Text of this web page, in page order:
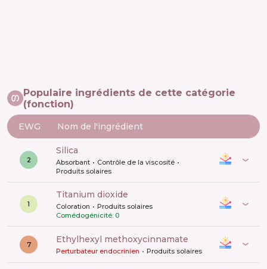
Populaire ingrédients de cette catégorie
(fonction)
EWG Nom de l'ingrédient
2
silica
Absorbant
Contrôle de la viscosité
Produits solaires
1
titanium dioxide
Coloration
Produits solaires
Comédogénicité: 0
7 ethylhexyl methoxycinnamate
Perturbateur endocrinien Produits solaires